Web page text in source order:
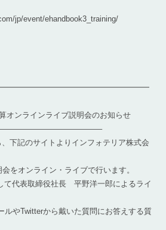
jp/event/ehandbook3_training/
オンラインライブ説明会のお知らせ
下記のサイトよりインフォテリア株式会
をオンライン・ライブで行います。
て代表取締役社長 平野洋一郎によるライ
ルやTwitterから戴いた質問にお答えする質